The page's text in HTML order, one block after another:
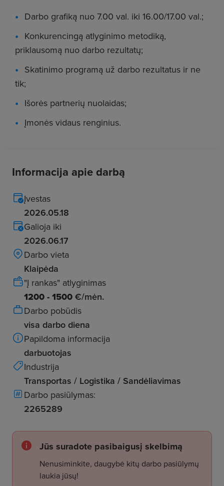
Darbo grafiką nuo 7.00 val. iki 16.00/17.00 val.;
Konkurencingą atlyginimo metodiką,
priklausomą nuo darbo rezultatų;
Skatinimo programą už darbo rezultatus ir ne
tik;
Išorės partnerių nuolaidas;
Įmonės vidaus renginius.
Informacija apie darbą
Įvestas
2026.05.18
Galioja iki
2026.06.17
Darbo vieta
Klaipėda
"Į rankas" atlyginimas
1200 - 1500 €/mėn.
Darbo pobūdis
visa darbo diena
Papildoma informacija
darbuotojas
Industrija
Transportas / Logistika / Sandėliavimas
Darbo pasiūlymas:
2265289
Jūs suradote pasibaigusį skelbimą
Nenusiminkite, daugybė kitų darbo pasiūlymų
laukia jūsų!